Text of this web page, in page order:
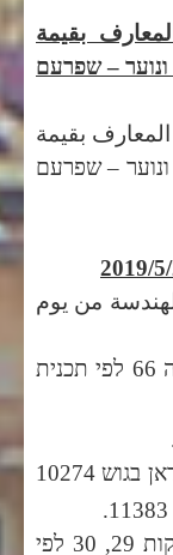
بقيمة
ונוער – שפרעם
بقيمة
ונוער – שפרעם
من يوم
הפקעת דרכים בגוש 10265, חלקה 66 לפי תכנית
הפקעת דרך מס' 48 בשכונת אלמידאן בגוש 10274
הפקעת דרך בגוש 10277 בין חלקות 29, 30 לפי